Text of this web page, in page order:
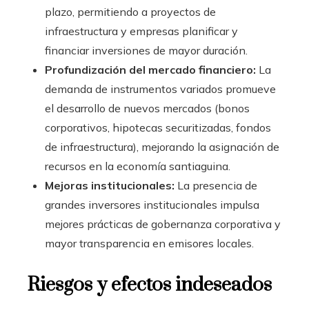
plazo, permitiendo a proyectos de
infraestructura y empresas planificar y
financiar inversiones de mayor duración.
Profundización del mercado financiero: La
demanda de instrumentos variados promueve
el desarrollo de nuevos mercados (bonos
corporativos, hipotecas securitizadas, fondos
de infraestructura), mejorando la asignación de
recursos en la economía santiaguina.
Mejoras institucionales: La presencia de
grandes inversores institucionales impulsa
mejores prácticas de gobernanza corporativa y
mayor transparencia en emisores locales.
Riesgos y efectos indeseados